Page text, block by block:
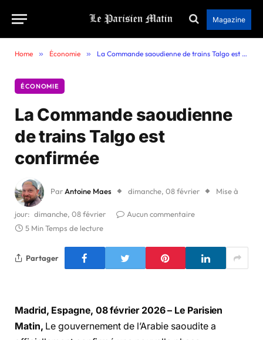
Magazine
Home » Économie » La Commande saoudienne de trains Talgo est confirmée
ÉCONOMIE
La Commande saoudienne
de trains Talgo est
confirmée
Par Antoine Maes dimanche, 08 février Mise à
jour: dimanche, 08 février
Aucun commentaire
5 Min Temps de lecture
Partager
Madrid, Espagne, 08 février 2026 – Le Parisien
Matin, Le gouvernement de l’Arabie saoudite a